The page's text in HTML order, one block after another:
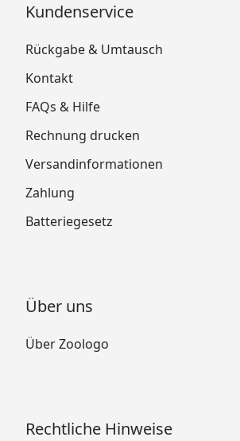
Kundenservice
Rückgabe & Umtausch
Kontakt
FAQs & Hilfe
Rechnung drucken
Versandinformationen
Zahlung
Batteriegesetz
Über uns
Über Zoologo
Rechtliche Hinweise